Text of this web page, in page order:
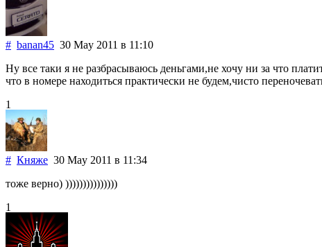
# banan45 30 May 2011 в 11:10
Ну все таки я не разбрасываюсь деньгами,не хочу ни за что
что в номере находиться практически не будем,чисто
1
# Княже 30 May 2011 в 11:34
тоже верно) )))))))))))))))
1